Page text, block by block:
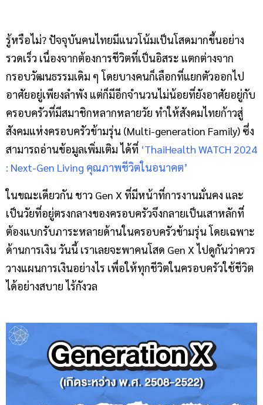
รู้หรือไม่? ปัจจุบันคนไทยมีแนวโน้มเป็นโสดมากขึ้นอย่าง
รวดเร็ว เนื่องจากต้องการชีวิตที่เป็นอิสระ แตกต่างจาก
กรอบวัฒนธรรมเดิม ๆ โดยบางคนก็เลือกที่แยกตัวออกไป
อาศัยอยู่เพียงลำพัง แต่ก็มีอีกจำนวนไม่น้อยที่ยังอาศัยอยู่กับ
ครอบครัวที่มีสมาชิกหลากหลายวัย ทำให้สังคมไทยก้าวสู่
สังคมแห่งครอบครัวข้ามรุ่น (Multi-generation Family) ซึ่ง
สามารถอ่านข้อมูลเพิ่มเติม ได้ที่ ‘ThaiHealth WATCH 2024
: Next-Gen Living คุณภาพชีวิตในอนาคต’
ในขณะเดียวกัน ชาว Gen X ที่มีหน้าที่การงานมั่นคง และ
เป็นวัยที่อยู่ตรงกลางของครอบครัวจึงกลายเป็นเสาหลักที่
ต้องแบกรับภาระหลายด้านในครอบครัวข้ามรุ่น โดยเฉพาะ
ด้านการเงิน วันนี้ เราเลยจะพาคนโสด Gen X ไปดูกันว่าควร
วางแผนการเงินอย่างไร เพื่อให้ทุกชีวิตในครอบครัวใช้ชีวิต
ได้อย่างสบาย ไร้กังวล